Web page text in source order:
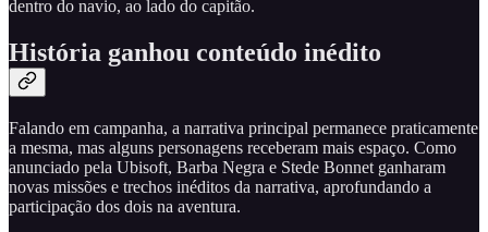
dentro do navio, ao lado do capitão.
História ganhou conteúdo inédito
Falando em campanha, a narrativa principal permanece praticamente
a mesma, mas alguns personagens receberam mais espaço. Como
anunciado pela Ubisoft, Barba Negra e Stede Bonnet ganharam
novas missões e trechos inéditos da narrativa, aprofundando a
participação dos dois na aventura.